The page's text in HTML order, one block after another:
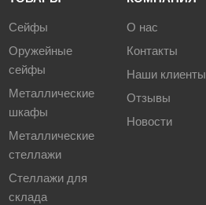
Сейфы
Оружейные
сейфы
Металлические
шкафы
Металлические
стеллажи
Стеллажи для
склада
О нас
Контакты
Наши клиенты
Отзывы
Новости